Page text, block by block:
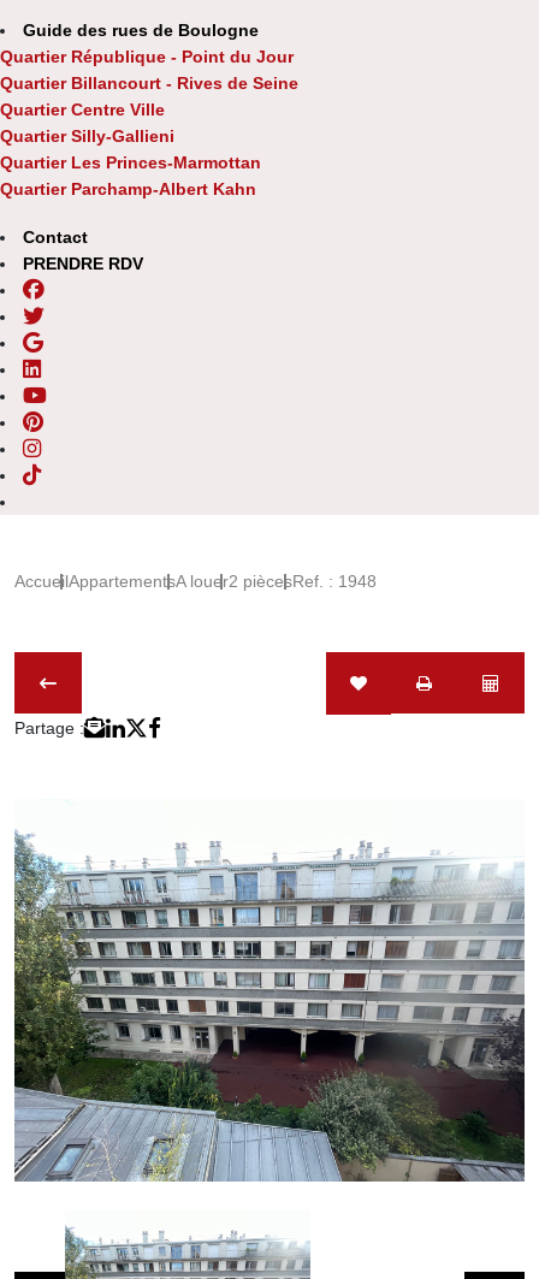
Guide des rues de Boulogne
Quartier République - Point du Jour
Quartier Billancourt - Rives de Seine
Quartier Centre Ville
Quartier Silly-Gallieni
Quartier Les Princes-Marmottan
Quartier Parchamp-Albert Kahn
Contact
PRENDRE RDV
AccueilAppartementsA louer2 piècesRef. : 1948
Partage :